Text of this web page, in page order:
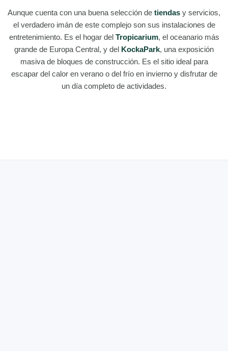
Aunque cuenta con una buena selección de tiendas y servicios,
el verdadero imán de este complejo son sus instalaciones de
entretenimiento. Es el hogar del Tropicarium, el oceanario más
grande de Europa Central, y del KockaPark, una exposición
masiva de bloques de construcción. Es el sitio ideal para
escapar del calor en verano o del frío en invierno y disfrutar de
un día completo de actividades.